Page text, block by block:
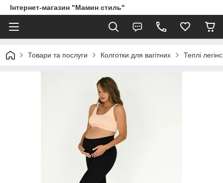
Інтернет-магазин "Мамин стиль"
Товари та послуги Колготки для вагітних Теплі